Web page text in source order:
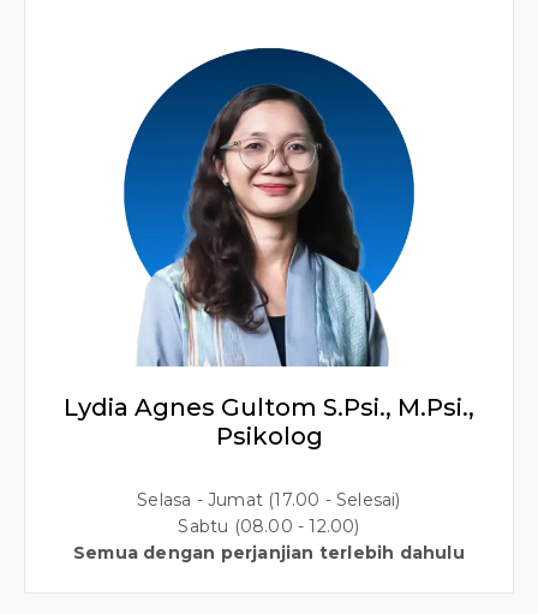
Lydia Agnes Gultom S.Psi., M.Psi.,
Psikolog
Selasa - Jumat (17.00 - Selesai)
Sabtu (08.00 - 12.00)
Semua dengan perjanjian terlebih dahulu